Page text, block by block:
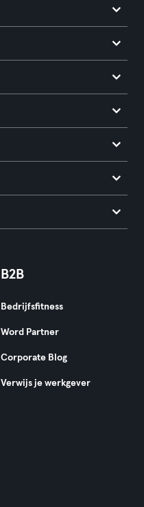
B2B
Bedrijfsfitness
Word Partner
Corporate Blog
Verwijs je werkgever